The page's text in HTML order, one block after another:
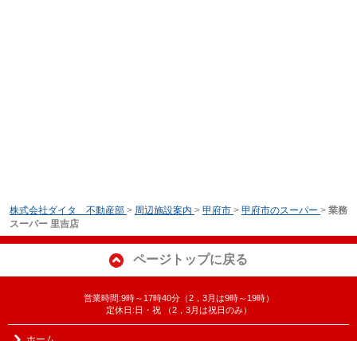
株式会社ダイタ 不動産部 > 周辺施設案内 > 甲府市 > 甲府市のスーパー > 業務
スーパー 里吉店
ページトップに戻る
営業時間:9時～17時40分（2，3月は9時～19時）
定休日:日・祝 （2，3月は祝日のみ）